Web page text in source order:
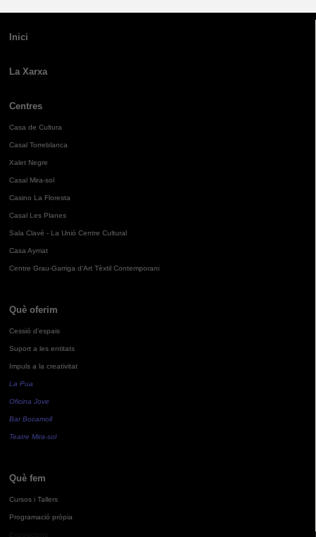
Inici
La Xarxa
Centres
Casa de Cultura
Casal Torreblanca
Xalet Negre
Casal Mira-sol
Casino La Floresta
Casal Les Planes
Sala Clavé - La Unió Centre Cultural
Casa Aymat
Centre Grau-Garriga d'Art Tèxtil Contemporani
Què oferim
Cessió d'espais
Suport a les entitats
Impuls a la creativitat
La Pua
Oficina Jove
Bar Bocamoll
Teatre Mira-sol
Què fem
Cursos i Tallers
Programació pròpia